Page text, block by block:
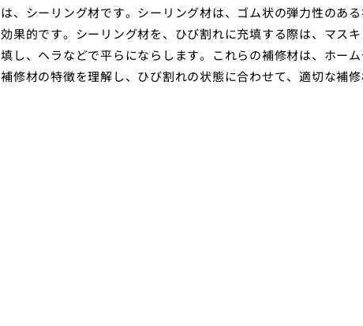
は、シーリング材です。シーリング材は、ゴム状の弾力性のあ
効果的です。シーリング材を、ひび割れに充填する際は、マス
填し、ヘラなどで平らにならします。これらの補修材は、ホー
補修材の特徴を理解し、ひび割れの状態に合わせて、適切な補修